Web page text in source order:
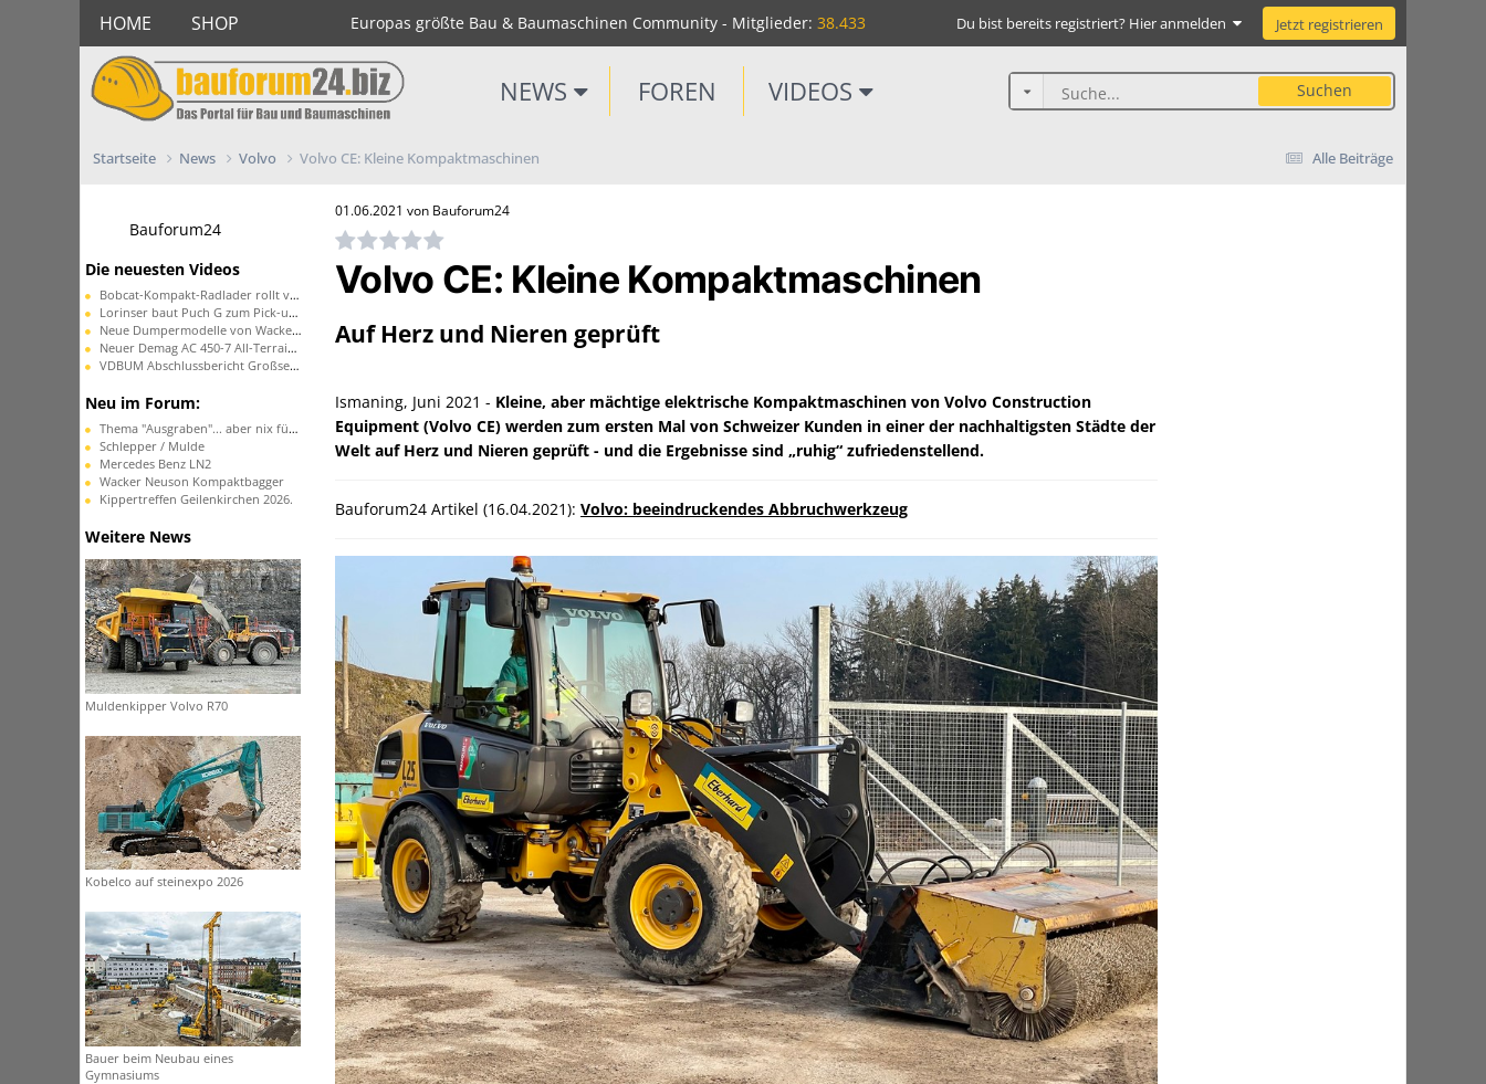
HOME SHOP Europas größte Bau & Baumaschinen Community - Mitglieder: 38.433 Du bist bereits registriert? Hier anmelden Jetzt registrieren
NEWS FOREN VIDEOS Suchen
Alle Beiträge
Startseite News Volvo Volvo CE: Kleine Kompaktmaschinen
Bauforum24
Die neuesten Videos
Bobcat-Kompakt-Radlader rollt vom Band
Lorinser baut Puch G zum Pick-up um
Neue Dumpermodelle von Wacker Neuson
Neuer Demag AC 450-7 All-Terrain-Kran
VDBUM Abschlussbericht Großseminar
Neu im Forum:
Thema "Ausgraben"... aber nix für schwache Nerven...
Schlepper / Mulde
Mercedes Benz LN2
Wacker Neuson Kompaktbagger
Kippertreffen Geilenkirchen 2026.
Weitere News
Muldenkipper Volvo R70
Kobelco auf steinexpo 2026
Bauer beim Neubau eines
Gymnasiums
01.06.2021 von Bauforum24
Volvo CE: Kleine Kompaktmaschinen
Auf Herz und Nieren geprüft
Ismaning, Juni 2021 - Kleine, aber mächtige elektrische Kompaktmaschinen von Volvo Construction
Equipment (Volvo CE) werden zum ersten Mal von Schweizer Kunden in einer der nachhaltigsten Städte der
Welt auf Herz und Nieren geprüft - und die Ergebnisse sind „ruhig“ zufriedenstellend.
Bauforum24 Artikel (16.04.2021): Volvo: beeindruckendes Abbruchwerkzeug